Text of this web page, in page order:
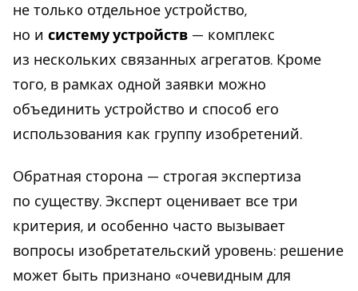
не только отдельное устройство,
но и систему устройств — комплекс
из нескольких связанных агрегатов. Кроме
того, в рамках одной заявки можно
объединить устройство и способ его
использования как группу изобретений.
Обратная сторона — строгая экспертиза
по существу. Эксперт оценивает все три
критерия, и особенно часто вызывает
вопросы изобретательский уровень: решение
может быть признано «очевидным для